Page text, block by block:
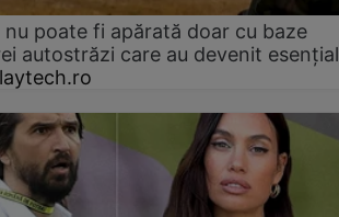
nu poate fi apărată doar cu baze
autostrăzi care au devenit